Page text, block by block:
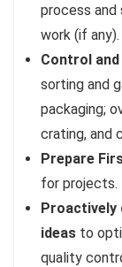
process and
work (if any).
Control
sorting and
packaging;
crating, and
Prepare
for projects.
Proactively
ideas to
quality